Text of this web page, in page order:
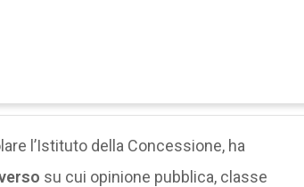
l’Istituto della Concessione, ha
su cui opinione pubblica, classe